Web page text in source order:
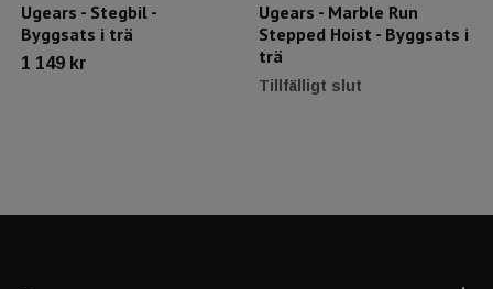
Ugears - Stegbil -
Byggsats i trä
1 149 kr
Ugears - Marble Run
Stepped Hoist - Byggsats i
trä
Tillfälligt slut